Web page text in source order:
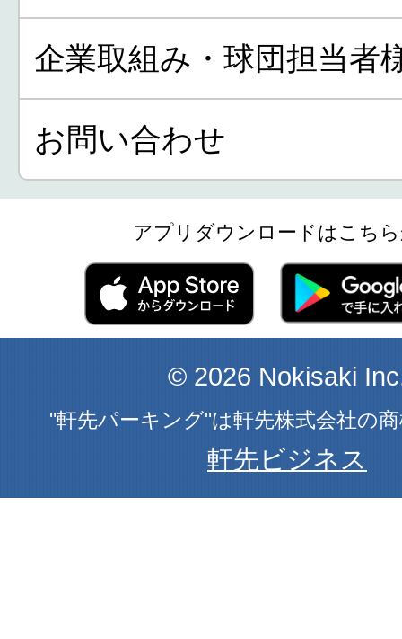
企業取組み・球団担当者
お問い合わせ
アプリダウンロードはこち
© 2026 Nokisaki
"軒先パーキング"は軒先株式会社の
軒先ビジネス